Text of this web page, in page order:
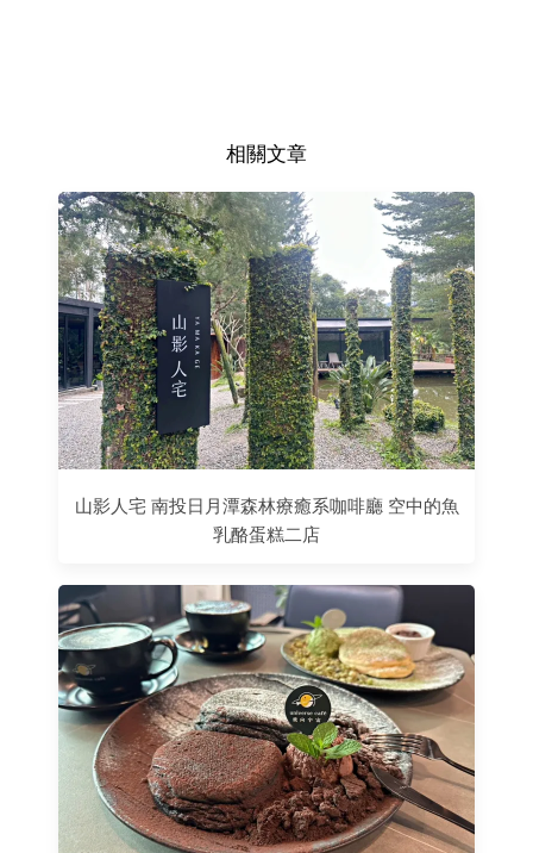
相關文章
山影人宅 南投日月潭森林療癒系咖啡廳 空中的魚
乳酪蛋糕二店